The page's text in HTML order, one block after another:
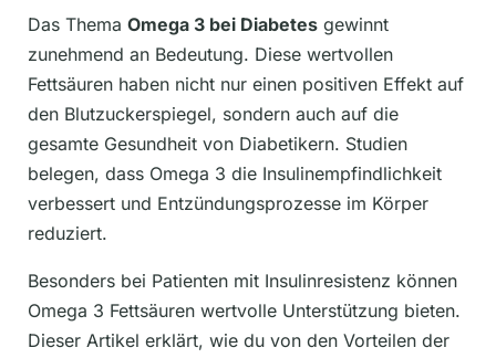
Das Thema Omega 3 bei Diabetes gewinnt
zunehmend an Bedeutung. Diese wertvollen
Fettsäuren haben nicht nur einen positiven Effekt auf
den Blutzuckerspiegel, sondern auch auf die
gesamte Gesundheit von Diabetikern. Studien
belegen, dass Omega 3 die Insulinempfindlichkeit
verbessert und Entzündungsprozesse im Körper
reduziert.
Besonders bei Patienten mit Insulinresistenz können
Omega 3 Fettsäuren wertvolle Unterstützung bieten.
Dieser Artikel erklärt, wie du von den Vorteilen der